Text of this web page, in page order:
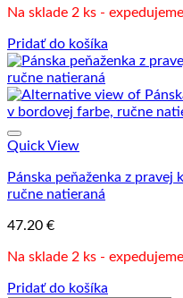
Na sklade 2 ks -
Pridať do košíka
Quick View
Pánska peňaženka z
ručne natieraná
47.20 €
Na sklade 2 ks -
Pridať do košíka